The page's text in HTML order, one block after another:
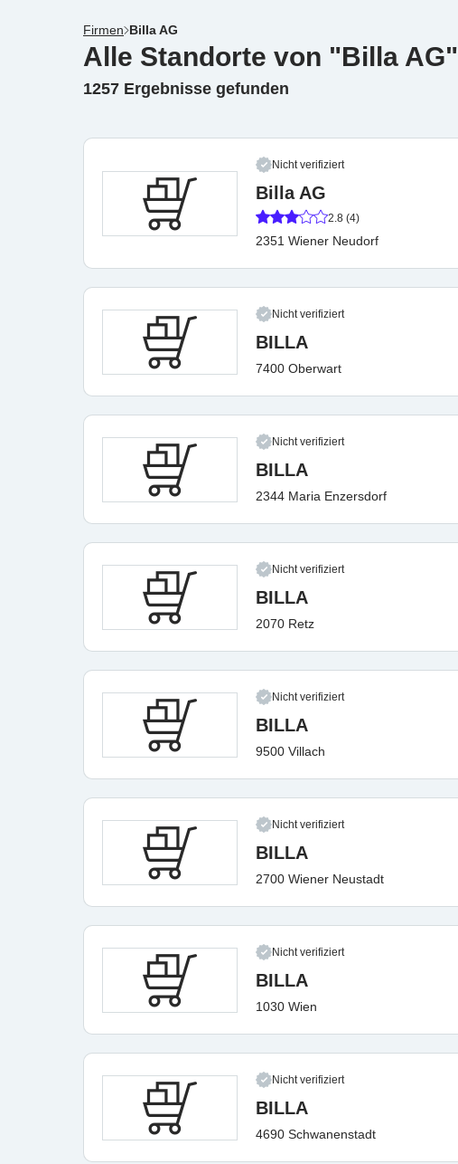
Firmen Billa AG
Alle Standorte von "Billa AG"
1257 Ergebnisse gefunden
Nicht verifiziert
Billa AG
2.8 (4)
2351 Wiener Neudorf
Nicht verifiziert
BILLA
7400 Oberwart
Nicht verifiziert
BILLA
2344 Maria Enzersdorf
Nicht verifiziert
BILLA
2070 Retz
Nicht verifiziert
BILLA
9500 Villach
Nicht verifiziert
BILLA
2700 Wiener Neustadt
Nicht verifiziert
BILLA
1030 Wien
Nicht verifiziert
BILLA
4690 Schwanenstadt